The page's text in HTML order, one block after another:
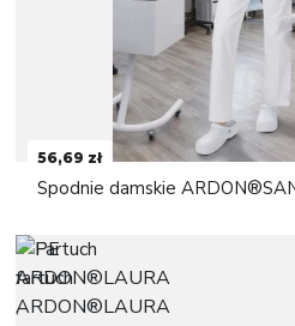
56,69 zł
Spodnie damskie